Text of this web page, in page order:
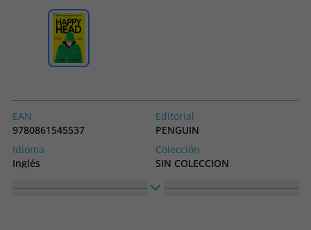
EAN
9780861545537
Editorial
PENGUIN
Idioma
Inglés
Colección
SIN COLECCION